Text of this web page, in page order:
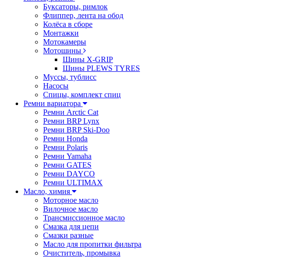
Буксаторы, римлок
Флиппер, лента на обод
Колёса в сборе
Монтажки
Мотокамеры
Мотошины
Шины X-GRIP
Шины PLEWS TYRES
Муссы, тублисс
Насосы
Спицы, комплект спиц
Ремни вариатора
Ремни Arctic Cat
Ремни BRP Lynx
Ремни BRP Ski-Doo
Ремни Honda
Ремни Polaris
Ремни Yamaha
Ремни GATES
Ремни DAYCO
Ремни ULTIMAX
Масло, химия
Моторное масло
Вилочное масло
Трансмиссионное масло
Смазка для цепи
Смазки разные
Масло для пропитки фильтра
Очиститель, промывка